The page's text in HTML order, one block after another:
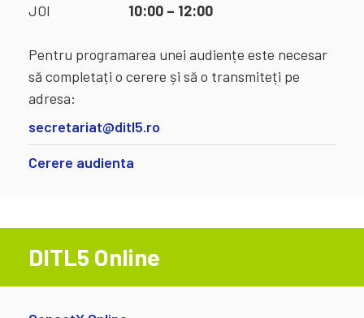
JOI 10:00 – 12:00
Pentru programarea unei audiențe este necesar
să completați o cerere și să o transmiteți pe
adresa:
secretariat@ditl5.ro
Cerere audienta
DITL5 Online